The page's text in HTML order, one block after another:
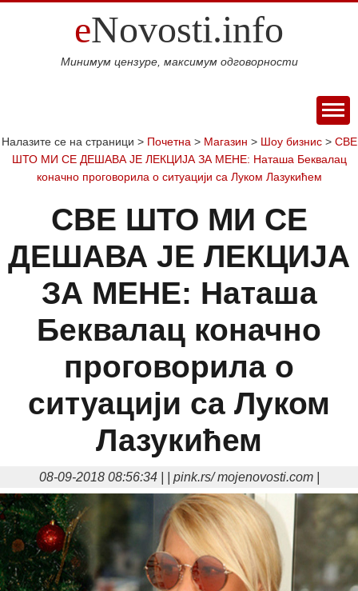
eNovosti.info
Минимум цензуре, максимум одговорности
ПОЧЕТНА
ВИЈЕСТИ
Свијет
Балкан
Србија
Република
Српска
Хроника
Фудбал
Кошарка
Аутомото
МАГАЗИН
Занимљивости
Култура
Наука
технологија
Образовање
Шоу
бизнис
ЕКОНОМИЈА
Посао
Аутомобили
Некретнине
ДРУШТВО
Интервју
КОЛУМНЕ
О НАМА
Налазите се на страници > Почетна > Магазин > Шоу бизнис> СВЕ
ШТО МИ СЕ ДЕШАВА ЈЕ ЛЕКЦИЈА ЗА МЕНЕ: Наташа Беквалац
коначно проговорила о ситуацији са Луком Лазукићем
СВЕ ШТО МИ СЕ
ДЕШАВА ЈЕ ЛЕКЦИЈА
ЗА МЕНЕ: Наташа
Беквалац коначно
проговорила о
ситуацији са Луком
Лазукићем
08-09-2018 08:56:34 | | pink.rs/ mojenovosti.com |